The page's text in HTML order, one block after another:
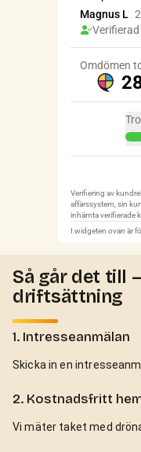
Så går det till
driftsättning
1. Intresseanmälan
Skicka in en
2. Kostnadsfritt
Vi mäter taket med